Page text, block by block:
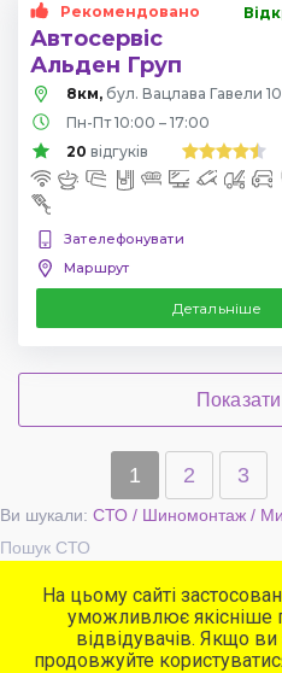
Рекомендовано
Автосервіс
Альден Груп
8км, бул. Вацлава Гавели
Пн-Пт 10:00 – 17:00
20 відгуків
Зателефонувати
Маршрут
Детальніше
1 2 3
Ви шукали: СТО / Шиномонтаж /
Пошук СТО
На цьому сайті
уможливлює якісніше
відвідувачів. Якщо
продовжуйте